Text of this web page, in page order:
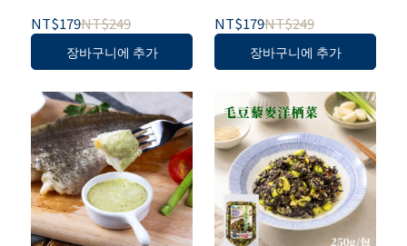
NT$179NT$249
장바구니에 추가
NT$179NT$249
장바구니에 추가